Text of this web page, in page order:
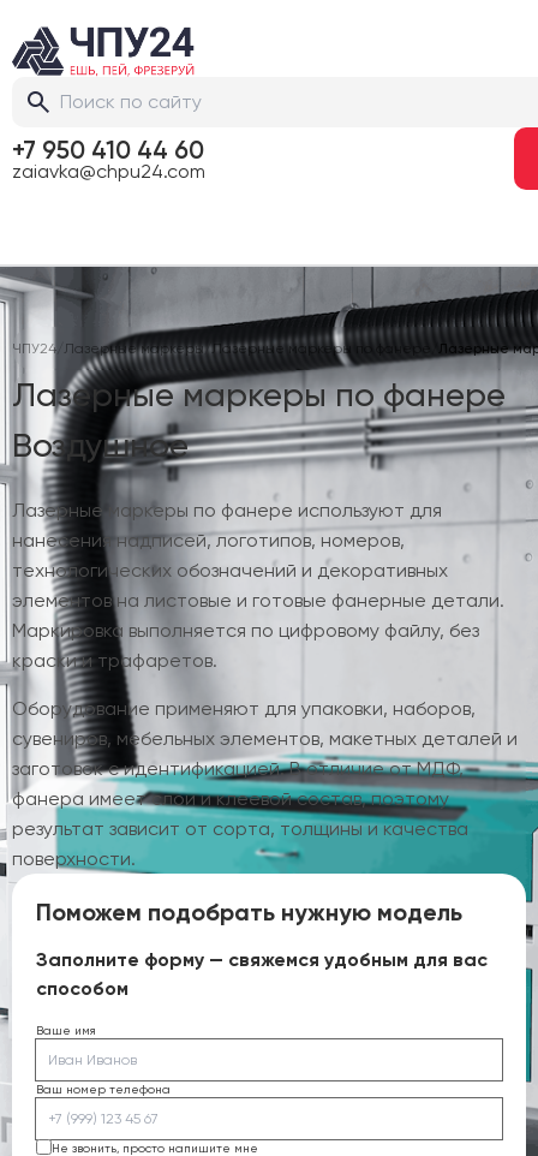
+7 950 410 44 60
zaiavka@chpu24.com
ЧПУ24 Лазерные маркеры/Лазерные маркеры по фанере Лазерные
Лазерные маркеры по фанере
Воздушное
Лазерные маркеры по фанере используют для
нанесения надписей, логотипов, номеров,
технологических обозначений и декоративных
элементов на листовые и готовые фанерные детали.
Маркировка выполняется по цифровому файлу, без
краски и трафаретов.
Оборудование применяют для упаковки, наборов,
сувениров, мебельных элементов, макетных деталей и
заготовок с идентификацией. В отличие от МДФ,
фанера имеет слои и клеевой состав, поэтому
результат зависит от сорта, толщины и качества
поверхности.
Поможем подобрать нужную модель
Заполните форму — свяжемся удобным для вас
способом
Ваше имя
Ваш номер телефона
Не звонить, просто напишите мне